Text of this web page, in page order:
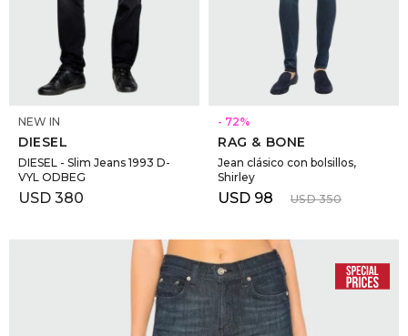
SELECCIONAR TALLE
NEW IN
DIESEL
DIESEL - Slim Jeans 1993 D-
VYL ODBEG
USD 380
SELECCIONAR TALLE
72
RAG & BONE
Jean clásico con bolsillos,
Shirley
USD 98 USD 350